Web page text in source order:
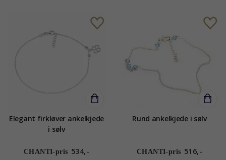
Elegant firkløver ankelkjede
i sølv
CHANTI-pris 534,-
Rund ankelkjede i sølv
CHANTI-pris 516,-